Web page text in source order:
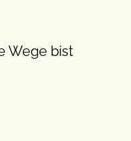
Wege bist